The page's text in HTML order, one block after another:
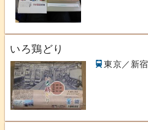
いろ鶏どり
東京／新